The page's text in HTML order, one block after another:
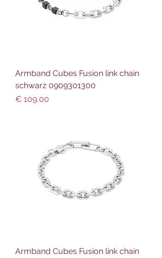
Armband Cubes Fusion link chain
schwarz 0909301300
Preis
€ 109,00
Armband Cubes Fusion link chain